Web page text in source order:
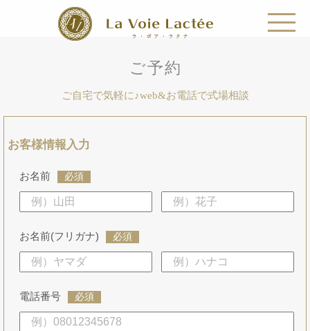
ご予約
ご自宅で気軽に♪web&お電話で式場相談
お客様情報入力
お名前 必須
お名前(フリガナ) 必須
電話番号 必須